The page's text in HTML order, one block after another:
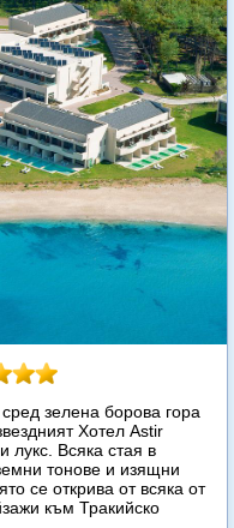
зелена борова гора
Хотел Astir
лукс. Всяка стая в
тонове и изящни
се открива от всяка от
към Тракийско